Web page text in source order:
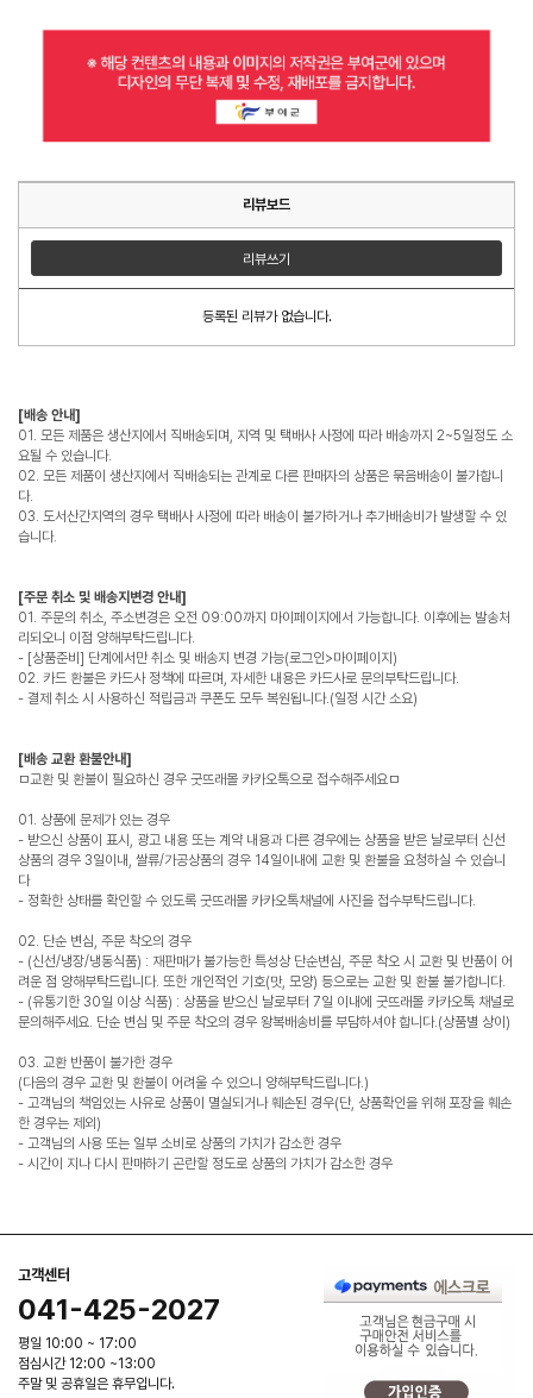
리뷰보드
리뷰쓰기
등록된 리뷰가 없습니다.
[배송 안내]
01. 모든 제품은 생산지에서 직배송되며, 지역 및 택배사 사정에 따라 배송까지 2~5일정도 소
요될 수 있습니다.
02. 모든 제품이 생산지에서 직배송되는 관계로 다른 판매자의 상품은 묶음배송이 불가합니
다.
03. 도서산간지역의 경우 택배사 사정에 따라 배송이 불가하거나 추가배송비가 발생할 수 있
습니다.
[주문 취소 및 배송지변경 안내]
01. 주문의 취소, 주소변경은 오전 09:00까지 마이페이지에서 가능합니다. 이후에는 발송처
리되오니 이점 양해부탁드립니다.
- [상품준비] 단계에서만 취소 및 배송지 변경 가능(로그인>마이페이지)
02. 카드 환불은 카드사 정책에 따르며, 자세한 내용은 카드사로 문의부탁드립니다.
- 결제 취소 시 사용하신 적립금과 쿠폰도 모두 복원됩니다.(일정 시간 소요)
[배송 교환 환불안내]
ㅁ교환 및 환불이 필요하신 경우 굿뜨래몰 카카오톡으로 접수해주세요ㅁ
01. 상품에 문제가 있는 경우
- 받으신 상품이 표시, 광고 내용 또는 계약 내용과 다른 경우에는 상품을 받은 날로부터 신선
상품의 경우 3일이내, 쌀류/가공상품의 경우 14일이내에 교환 및 환불을 요청하실 수 있습니
다
- 정확한 상태를 확인할 수 있도록 굿뜨래몰 카카오톡채널에 사진을 접수부탁드립니다.
02. 단순 변심, 주문 착오의 경우
- (신선/냉장/냉동식품) : 재판매가 불가능한 특성상 단순변심, 주문 착오 시 교환 및 반품이 어
려운 점 양해부탁드립니다. 또한 개인적인 기호(맛, 모양) 등으로는 교환 및 환불 불가합니다.
- (유통기한 30일 이상 식품) : 상품을 받으신 날로부터 7일 이내에 굿뜨래몰 카카오톡 채널로
문의해주세요. 단순 변심 및 주문 착오의 경우 왕복배송비를 부담하셔야 합니다.(상품별 상이)
03. 교환 반품이 불가한 경우
(다음의 경우 교환 및 환불이 어려울 수 있으니 양해부탁드립니다.)
- 고객님의 책임있는 사유로 상품이 멸실되거나 훼손된 경우(단, 상품확인을 위해 포장을 훼손
한 경우는 제외)
- 고객님의 사용 또는 일부 소비로 상품의 가치가 감소한 경우
- 시간이 지나 다시 판매하기 곤란할 정도로 상품의 가치가 감소한 경우
고객센터
041-425-2027
평일 10:00 ~ 17:00
점심시간 12:00 ~13:00
주말 및 공휴일은 휴무입니다.